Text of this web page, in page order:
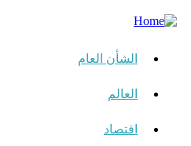
الشأن العام
العالم
اقتصاد